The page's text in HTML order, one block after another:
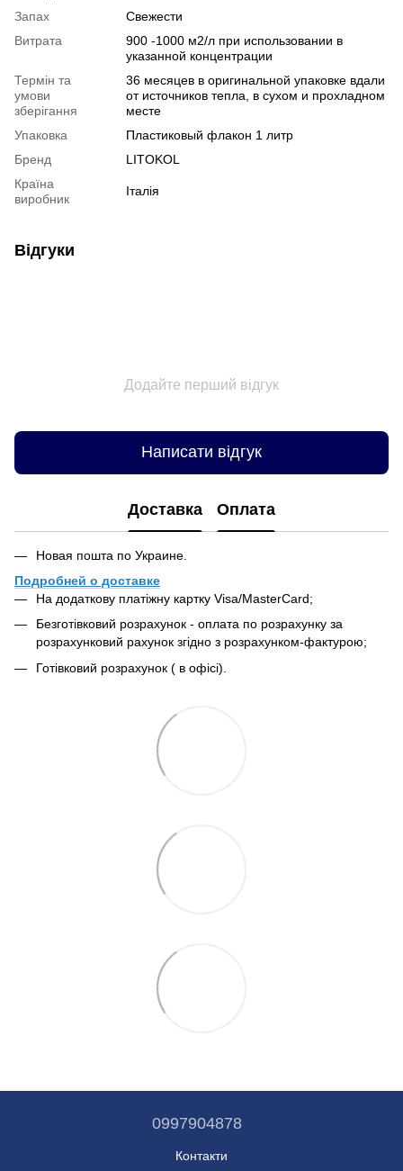
Запах
Свежести
Витрата
900 -1000 м2/л при использовании в
указанной концентрации
Термін та
умови
зберігання
36 месяцев в оригинальной упаковке вдали
от источников тепла, в сухом и прохладном
месте
Упаковка
Пластиковый флакон 1 литр
Бренд
LITOKOL
Країна
виробник
Італія
Відгуки
Додайте перший відгук
Написати відгук
Доставка Оплата
Новая пошта по Украине.
Подробней о доставке
На додаткову платіжну картку Visa/MasterCard;
Безготівковий розрахунок - оплата по розрахунку за
розрахунковий рахунок згідно з розрахунком-фактурою;
Готівковий розрахунок ( в офісі).
0997904878
Контакти